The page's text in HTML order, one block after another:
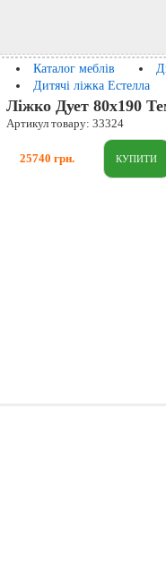
Каталог меблів
Дитячі ліжка Естелла
Ліжко Дует 80x190
Артикул товару: 33324
25740 грн.